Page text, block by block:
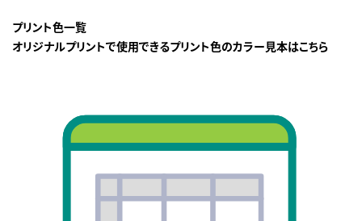
プリント色一覧
オリジナルプリントで使用できるプリント色のカラー見本はこちら